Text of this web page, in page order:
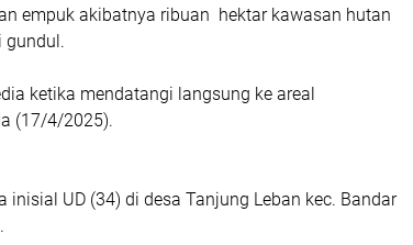
empuk akibatnya ribuan hektar kawasan hutan
gundul.
ketika mendatangi langsung ke areal
(17/4/2025).
inisial UD (34) di desa Tanjung Leban kec. Bandar